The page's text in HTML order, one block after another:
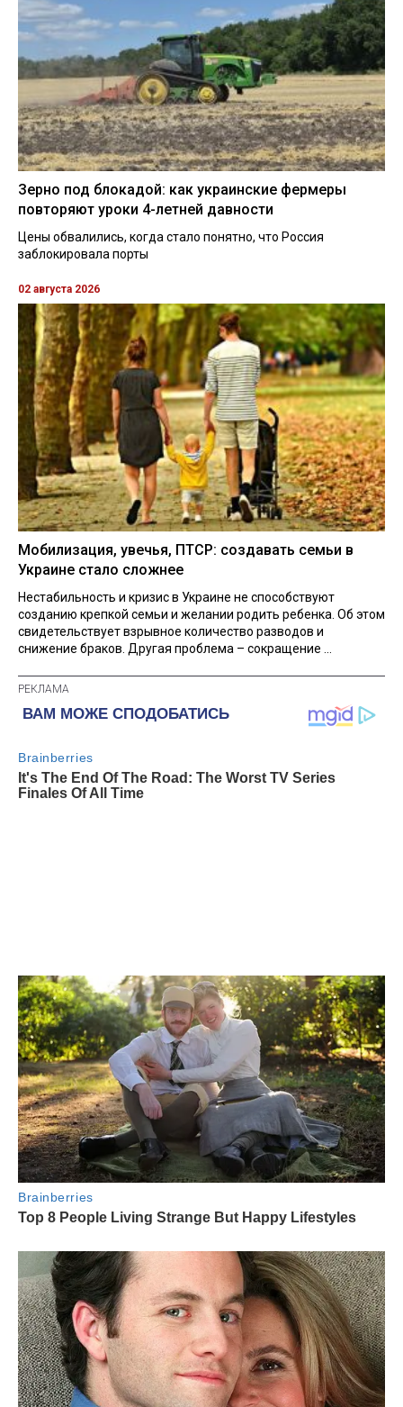
Зерно под блокадой: как украинские фермеры
повторяют уроки 4-летней давности
Цены обвалились, когда стало понятно, что Россия
заблокировала порты
02 августа 2026
Мобилизация, увечья, ПТСР: создавать семьи в
Украине стало сложнее
Нестабильность и кризис в Украине не способствуют
созданию крепкой семьи и желании родить ребенка. Об этом
свидетельствует взрывное количество разводов и
снижение браков. Другая проблема – сокращение ...